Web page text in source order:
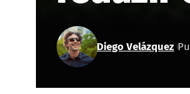
Diego Velázquez